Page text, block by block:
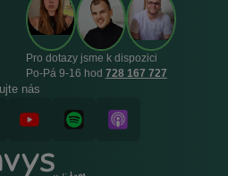
Pro dotazy jsme k dispozici
Po‑Pá 9‑16 hod 728 167 727
nás